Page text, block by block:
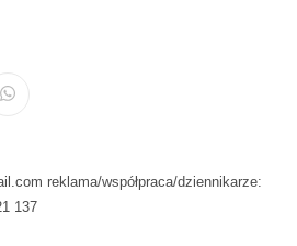
reklama/współpraca/dziennikarze:
137